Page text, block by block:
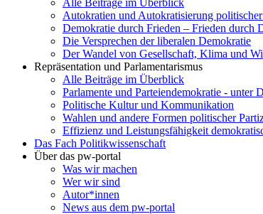
Alle Beiträge im Überblick
Autokratien und Autokratisierung
Demokratie durch Frieden – Frieden durch
Die Versprechen der liberalen Demokratie
Der Wandel von Gesellschaft, Klima und
Repräsentation und Parlamentarismus
Alle Beiträge im Überblick
Parlamente und Parteiendemokratie - unter
Politische Kultur und Kommunikation
Wahlen und andere Formen politischer
Effizienz und Leistungsfähigkeit
Das Fach Politikwissenschaft
Über das pw-portal
Was wir machen
Wer wir sind
Autor*innen
News aus dem pw-portal